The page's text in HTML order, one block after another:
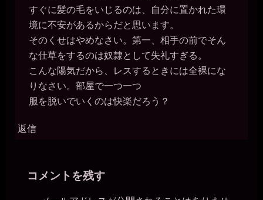
すぐに髪の毛をいじるのは、自分に置かれた環
境に不安があるからだと思います。
そのくせはやめなさい。第一、相手の前でそん
な仕草をするのは奴隷として失礼すぎる。
こんな陽気だから、レスするときには全裸にな
りなさい。部屋で一つ一つ
服を脱いでいくのは快楽だろう？
返信
コメントを残す